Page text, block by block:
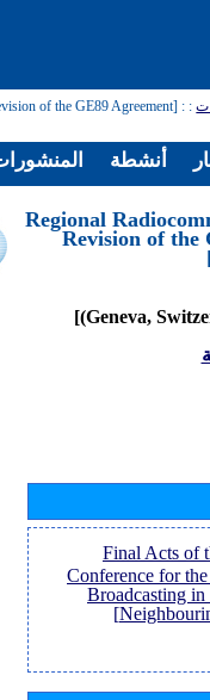
:
of the GE89 Agreement
[Regional
Revision of the
[Final Acts of
Conference for
Broadcasting
أنشطة